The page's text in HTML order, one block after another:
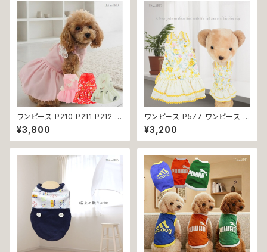
服 オシャレ かわいい 小型犬 返
品交換不可
ワンピース P210 P211 P212 犬
イエロー ピンク ホワイト レッド
レモン 蝶 フラワー 猫 ペット 服
犬服 犬の服 犬洋服 犬の洋服
洋服 dog ドッグウェア ドッグウ
エア 女の子 小型犬 おしゃれ か
わいい 可愛い 透け感 コットン
返品交換不可
¥3,800
ワンピース P577 ワンピース ド
レス ハンドメイド 花 スカート ト
ップス ティアードスカート 春 夏
パピー 小型犬 犬 猫 ペット 服
ウェア おしゃれ かわいい お出
かけ 返品交換不可
¥3,200